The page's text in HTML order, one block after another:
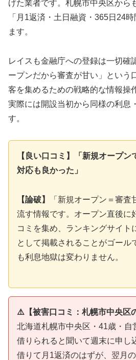
げた業者です。札幌市中央区から
「月1返済・土日融資・365日24
ます。
レイスも金融庁への登録は一切確
ープンだから審査が甘い」という
客を集めるための戦略的な情報操
実際には開設当初から同様の利息
す。
【良い口コミ】「新規オープン
対応も良かった」
【論破】
「新規オープン＝審
流す情報です。オープン直後に
コミを集め、ランキングサイト
として掲載されることがゴール
も利息地獄は変わりません。
⚠️【被害口コミ：札幌市中央区
北海道札幌市中央区・41歳・自
借りられると聞いて週末に申し
借りて月1返済のはずが、翌月